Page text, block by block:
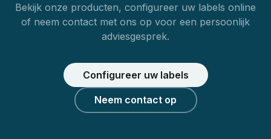
Bekijk onze producten, configureer uw labels online
of neem contact met ons op voor een persoonlijk
adviesgesprek.
Configureer uw labels
Neem contact op